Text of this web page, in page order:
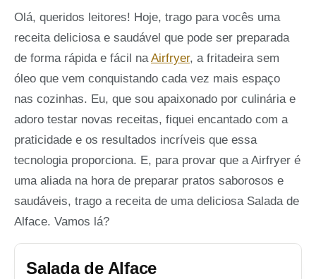
Olá, queridos leitores! Hoje, trago para vocês uma
receita deliciosa e saudável que pode ser preparada
de forma rápida e fácil naAirfryer, a fritadeira sem
óleo que vem conquistando cada vez mais espaço
nas cozinhas. Eu, que sou apaixonado por culinária e
adoro testar novas receitas, fiquei encantado com a
praticidade e os resultados incríveis que essa
tecnologia proporciona. E, para provar que a Airfryer é
uma aliada na hora de preparar pratos saborosos e
saudáveis, trago a receita de uma deliciosa Salada de
Alface. Vamos lá?
Salada de Alface